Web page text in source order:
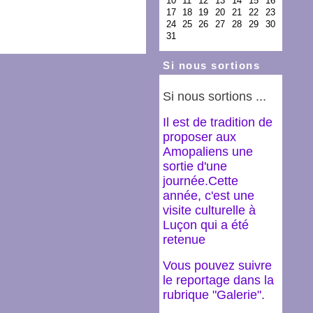
Si nous sortions
Si nous sortions ...
Il est de tradition de
proposer aux
Amopaliens une
sortie d'une
journée.Cette
année, c'est une
visite culturelle à
Luçon qui a été
retenue
Vous pouvez suivre
le reportage dans la
rubrique "Galerie".